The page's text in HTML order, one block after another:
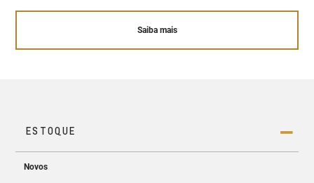
Saiba mais